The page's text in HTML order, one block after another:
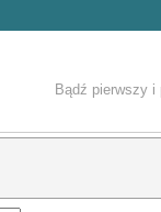
Bądź pierwszy i